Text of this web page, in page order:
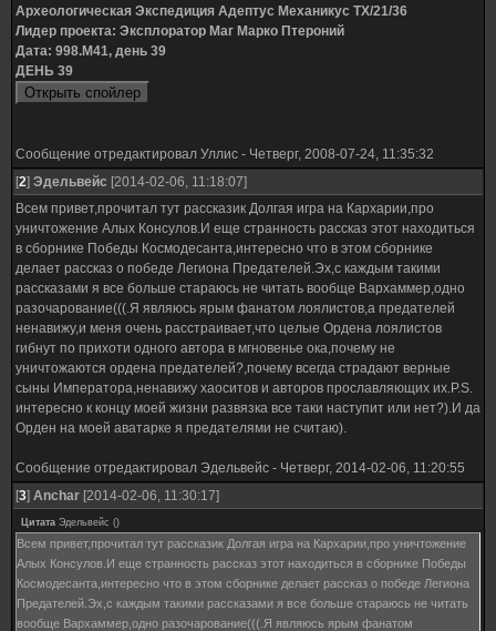
Археологическая Экспедиция Адептус Механикус ТХ/21/36
Лидер проекта: Эксплоратор Маг Марко Птероний
Дата: 998.M41, день 39
ДЕНЬ 39
Сообщение отредактировал Уллис - Четверг, 2008-07-24, 11:35:32
[2] Эдельвейс [2014-02-06, 11:18:07]
Всем привет,прочитал тут рассказик Долгая игра на Кархарии,про
уничтожение Алых Консулов.И еще странность рассказ этот находиться
в сборнике Победы Космодесанта,интересно что в этом сборнике
делает рассказ о победе Легиона Предателей.Эх,с каждым такими
рассказами я все больше стараюсь не читать вообще Вархаммер,одно
разочарование(((.Я являюсь ярым фанатом лоялистов,а предателей
ненавижу,и меня очень расстраивает,что целые Ордена лоялистов
гибнут по прихоти одного автора в мгновенье ока,почему не
уничтожаются ордена предателей?,почему всегда страдают верные
сыны Императора,ненавижу хаоситов и авторов прославляющих их.P.S.
интересно к концу моей жизни развязка все таки наступит или нет?).И да
Орден на моей аватарке я предателями не считаю).
Сообщение отредактировал Эдельвейс - Четверг, 2014-02-06, 11:20:55
[3] Anchar [2014-02-06, 11:30:17]
Цитата Эдельвейс ()
Всем привет,прочитал тут рассказик Долгая игра на Кархарии,про уничтожение
Алых Консулов.И еще странность рассказ этот находиться в сборнике Победы
Космодесанта,интересно что в этом сборнике делает рассказ о победе Легиона
Предателей.Эх,с каждым такими рассказами я все больше стараюсь не читать
вообще Вархаммер,одно разочарование(((.Я являюсь ярым фанатом